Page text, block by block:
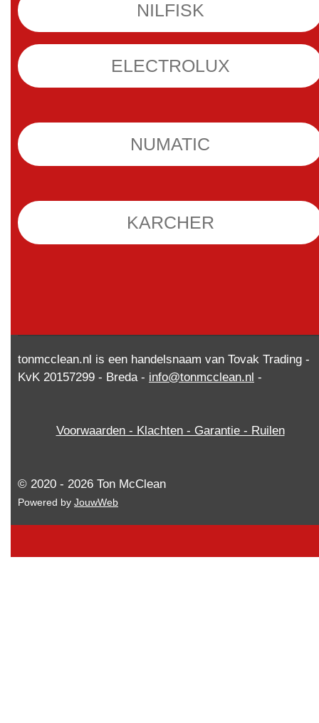
NILFISK
ELECTROLUX
NUMATIC
KARCHER
tonmcclean.nl is een handelsnaam van Tovak Trading -
KvK 20157299 - Breda - info@tonmcclean.nl -
Voorwaarden - Klachten - Garantie - Ruilen
© 2020 - 2026 Ton McClean
Powered by JouwWeb